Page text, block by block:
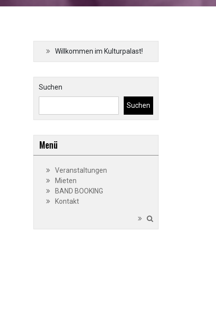
Willkommen im Kulturpalast!
Suchen
Suchen
Menü
Veranstaltungen
Mieten
BAND BOOKING
Kontakt